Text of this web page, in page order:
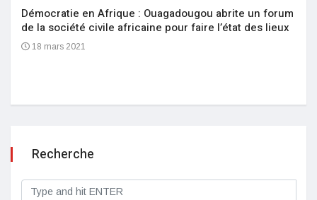
Démocratie en Afrique : Ouagadougou abrite un forum
de la société civile africaine pour faire l’état des lieux
18 mars 2021
Recherche